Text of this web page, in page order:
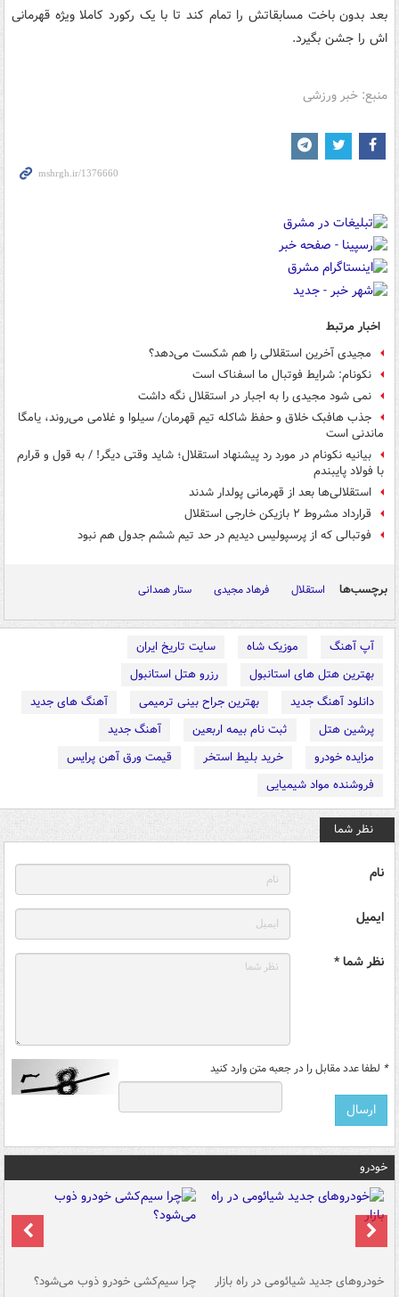
بعد بدون باخت مسابقاتش را تمام کند تا با یک رکورد کاملا ویژه قهرمانی
اش را جشن بگیرد.
منبع: خبر ورزشی
اخبار مرتبط
مجیدی آخرین استقلالی را هم شکست می‌دهد؟
نکونام: شرایط فوتبال ما اسفناک است
نمی شود مجیدی را به اجبار در استقلال نگه داشت
جذب هافبک خلاق و حفظ شاکله تیم قهرمان/ سیلوا و غلامی می‌روند، یامگا
ماندنی است
بیانیه نکونام در مورد رد پیشنهاد استقلال؛ شاید وقتی دیگر! / به قول و قرارم
با فولاد پایبندم
استقلالی‌ها بعد از قهرمانی پولدار شدند
قرارداد مشروط ۲ بازیکن خارجی استقلال
فوتبالی که از پرسپولیس دیدیم در حد تیم ششم جدول هم نبود
برچسب‌ها استقلال فرهاد مجیدی ستار همدانی
آپ آهنگ موزیک شاه
سایت تاریخ ایران
بهترین هتل های استانبول
رزرو هتل استانبول
دانلود آهنگ جدید
بهترین جراح بینی ترمیمی
آهنگ های جدید
پرشین هتل
ثبت نام بیمه اربعین
آهنگ جدید
مزایده خودرو
خرید بلیط استخر
قیمت ورق آهن پرایس
فروشنده مواد شیمیایی
نظر شما
نام
ایمیل
نظر شما *
* لطفا عدد مقابل را در جعبه متن وارد کنید
خودرو
خودروهای جدید شیائومی در راه بازار چرا سیم‌کشی خودرو ذوب می‌شود؟